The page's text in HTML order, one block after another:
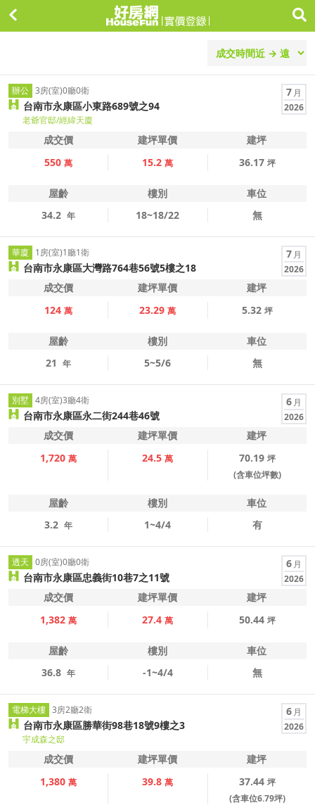
辦公 3房(室)0廳0衛
台南市永康區小東路689號之94
老爺官邸/經緯天廈
7 月
2026
成交價 建坪單價
建坪
550 萬 15.2 萬 36.17 坪
屋齡 樓別
車位
34.2 年 18~18/22 無
華廈 1房(室)1廳1衛
台南市永康區大灣路764巷56號5樓之18
7 月
2026
成交價 建坪單價
建坪
124 萬 23.29 萬 5.32 坪
屋齡 樓別
車位
21 年 5~5/6 無
別墅 4房(室)3廳4衛
台南市永康區永二街244巷46號
6 月
2026
成交價 建坪單價
建坪
1,720 萬 24.5 萬 70.19 坪
(含車位坪數)
屋齡 樓別
車位
3.2 年 1~4/4 有
透天 0房(室)0廳0衛
台南市永康區忠義街10巷7之11號
6 月
2026
成交價 建坪單價
建坪
1,382 萬 27.4 萬 50.44 坪
屋齡 樓別
車位
36.8 年 -1~4/4 無
電梯大樓 3房2廳2衛
台南市永康區勝華街98巷18號9樓之3
宇成森之邸
6 月
2026
成交價 建坪單價
建坪
1,380 萬 39.8 萬 37.44 坪
(含車位6.79坪)